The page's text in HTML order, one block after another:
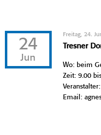
24
Jun
Freitag, 24.
Tresner
Wo: beim
Zeit: 9.00
Email: